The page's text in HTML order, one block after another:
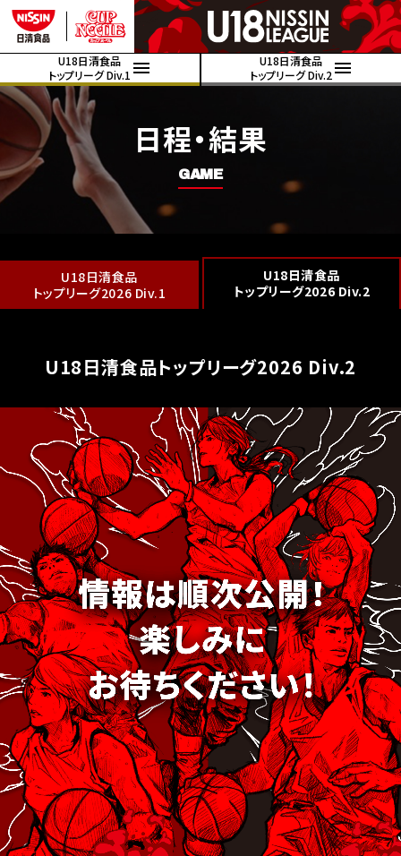
U18日清食品
トップリーグ Div.1
U18日清食品
トップリーグ Div.2
日程・結果
GAME
U18日清食品
トップリーグ2026 Div.1
U18日清食品
トップリーグ2026 Div.2
U18日清食品トップリーグ2026 Div.2